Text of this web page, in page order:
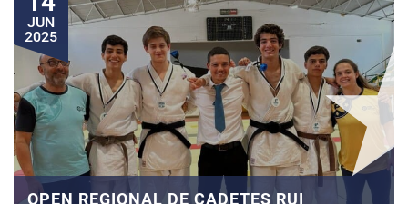
JUN
2025
OPEN REGIONAL DE CADETES RUI